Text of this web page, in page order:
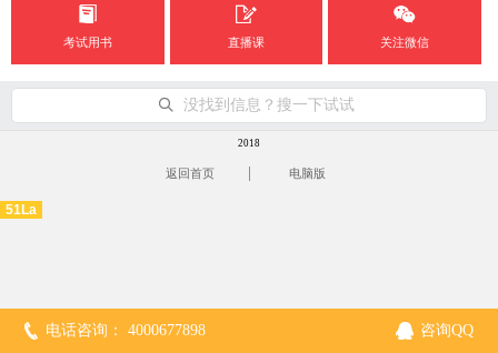
考试用书 直播课 关注微信
没找到信息？搜一下试试
2018
返回首页 电脑版
电话咨询： 4000677898 咨询QQ
51La